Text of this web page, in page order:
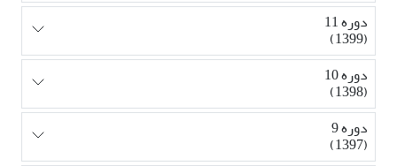
دوره 11
(1399)
دوره 10
(1398)
دوره 9
(1397)